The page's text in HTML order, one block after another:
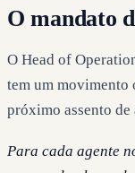
O mandato
O Head of
tem um movimento
próximo assento
Para cada agente